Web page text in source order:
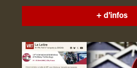
+ d'infos